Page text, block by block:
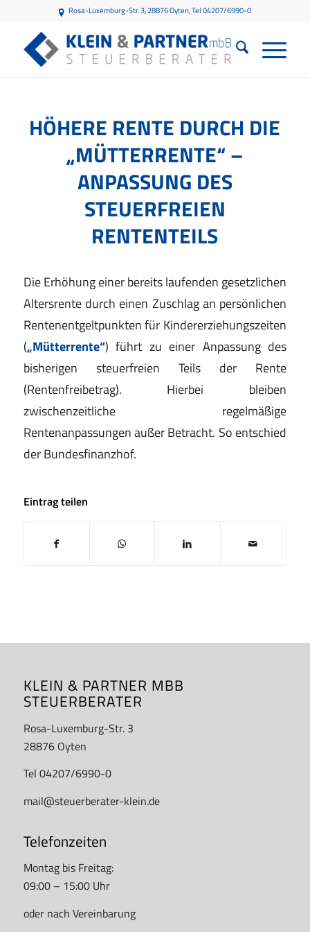
Rosa-Luxemburg-Str. 3, 28876 Oyten, Tel 04207/6990-0
HÖHERE RENTE DURCH DIE
„MÜTTERRENTE“ –
ANPASSUNG DES
STEUERFREIEN
RENTENTEILS
Die Erhöhung einer bereits laufenden gesetzlichen
Altersrente durch einen Zuschlag an persönlichen
Rentenentgeltpunkten für Kindererziehungszeiten
(„Mütterrente“) führt zu einer Anpassung des
bisherigen steuerfreien Teils der Rente
(Rentenfreibetrag). Hierbei bleiben
zwischenzeitliche regelmäßige
Rentenanpassungen außer Betracht. So entschied
der Bundesfinanzhof.
Eintrag teilen
KLEIN & PARTNER MBB
STEUERBERATER
Rosa-Luxemburg-Str. 3
28876 Oyten
Tel 04207/6990-0
mail@steuerberater-klein.de
Telefonzeiten
Montag bis Freitag:
09:00 – 15:00 Uhr
oder nach Vereinbarung